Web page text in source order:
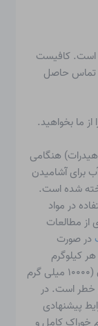
است. کافیست
تماس حاصل
از ما بخواهید.
هنگامی
برای آشامیدن
شده است.
در مواد
از مطالعات
در صورت
هر کیلوگرم
خطر است. در
پیشنهادی
خوراک کامل و